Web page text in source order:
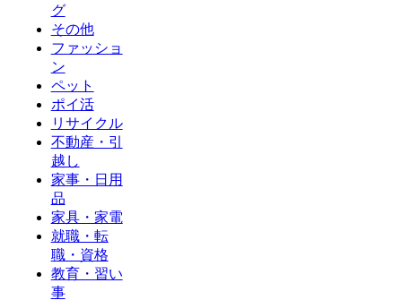
グ
その他
ファッショ
ン
ペット
ポイ活
リサイクル
不動産・引
越し
家事・日用
品
家具・家電
就職・転
職・資格
教育・習い
事